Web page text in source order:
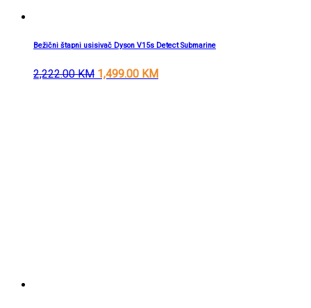
Bežični štapni usisivač Dyson V15s Detect Submarine
2,222.00KM 1,499.00 KM